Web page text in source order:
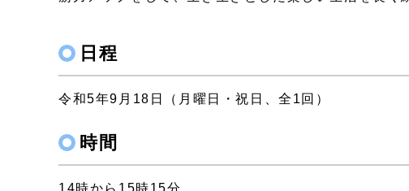
日程
令和5年9月18日（月曜日・祝日、全1回）
時間